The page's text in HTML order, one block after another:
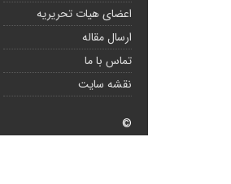
اعضای هیات تحریریه
ارسال مقاله
تماس با ما
نقشه سایت
©